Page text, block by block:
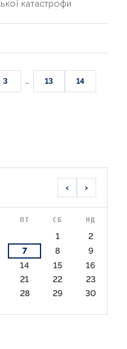
катастрофи
3 … 13 14
‹ ›
ПТ СБ НД
1
2
7 8
9
14 15
16
21 22
23
28 29
30